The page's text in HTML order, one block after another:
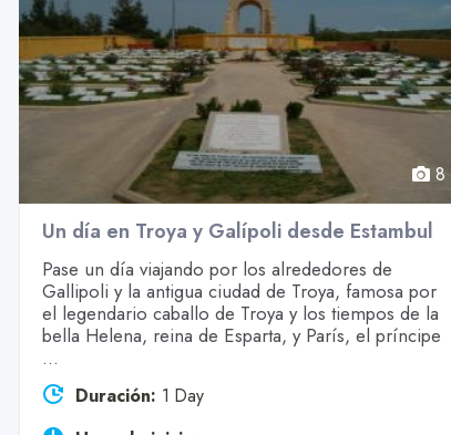
8
Un día en Troya y Galípoli desde Estambul
Pase un día viajando por los alrededores de
Gallipoli y la antigua ciudad de Troya, famosa por
el legendario caballo de Troya y los tiempos de la
bella Helena, reina de Esparta, y París, el príncipe
...
Duración: 1 Day